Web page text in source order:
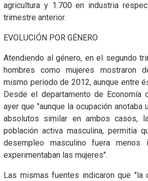
agricultura y 1.700 en industria
trimestre anterior.
EVOLUCIÓN POR GÉNERO
Atendiendo al género, en el segundo
hombres como mujeres mostraron
mismo periodo de 2012, aunque entre
Desde el departamento de Economía
ayer que "aunque la ocupación anotaba
absolutos similar en ambos casos,
población activa masculina, permitía
desempleo masculino fuera
experimentaban las mujeres".
Las mismas fuentes indicaron que "la